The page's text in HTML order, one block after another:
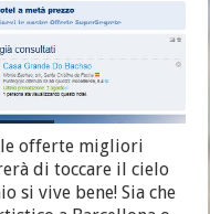
offerte migliori
di toccare il cielo
si vive bene! Sia che